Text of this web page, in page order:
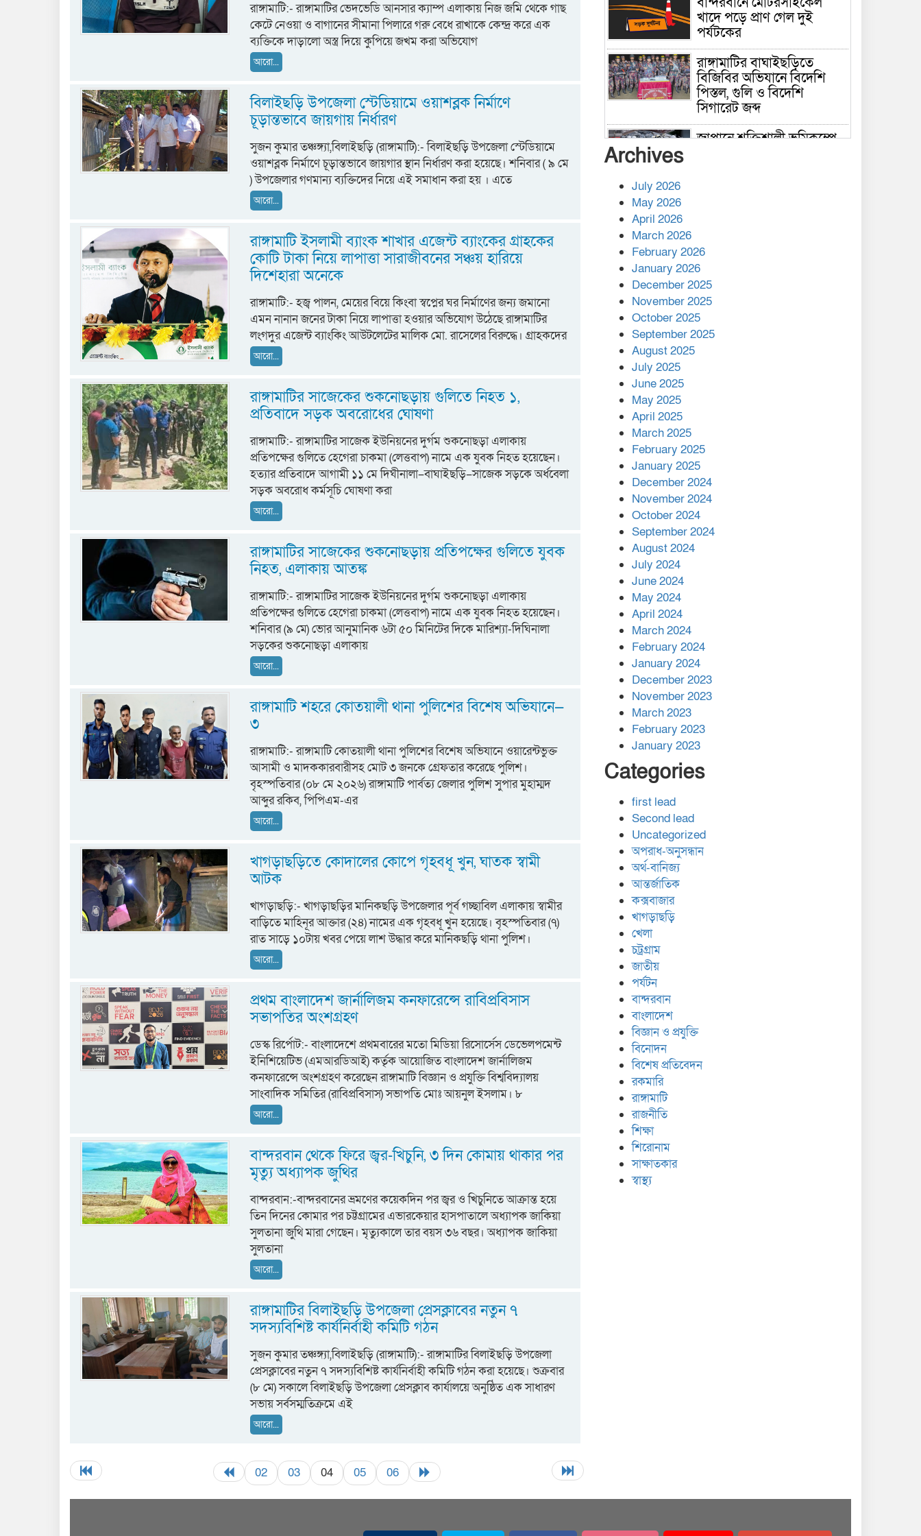
রাঙ্গামাটি:- রাঙ্গামাটির ভেদভেডি আনসার ক্যাম্প এলাকায় নিজ জমি থেকে গাছ
কেটে নেওয়া ও বাগানের সীমানা পিলারে গরু বেধে রাখাকে কেন্দ্র করে এক
ব্যক্তিকে দাড়ালো অস্ত্র দিয়ে কুপিয়ে জখম করা অভিযোগ
আরো...
বিলাইছড়ি উপজেলা স্টেডিয়ামে ওয়াশব্লক নির্মাণে
চূড়ান্তভাবে জায়গায় নির্ধারণ
সুজন কুমার তঞ্চঙ্গ্যা,বিলাইছড়ি (রাঙ্গামাটি):- বিলাইছড়ি উপজেলা স্টেডিয়ামে
ওয়াশব্লক নির্মাণে চূড়ান্তভাবে জায়গার স্থান নির্ধারণ করা হয়েছে। শনিবার ( ৯ মে
) উপজেলার গণমান্য ব্যক্তিদের নিয়ে এই সমাধান করা হয় । এতে
আরো...
রাঙ্গামাটি ইসলামী ব্যাংক শাখার এজেন্ট ব্যাংকের গ্রাহকের
কোটি টাকা নিয়ে লাপাত্তা সারাজীবনের সঞ্চয় হারিয়ে
দিশেহারা অনেকে
রাঙ্গামাটি:- হজ্ব পালন, মেয়ের বিয়ে কিংবা স্বপ্নের ঘর নির্মাণের জন্য জমানো
এমন নানান জনের টাকা নিয়ে লাপাত্তা হওয়ার অভিযোগ উঠেছে রাঙ্গামাটির
লংগদুর এজেন্ট ব্যাংকিং আউটলেটের মালিক মো. রাসেলের বিরুদ্ধে। গ্রাহকদের
আরো...
রাঙ্গামাটির সাজেকের শুকনোছড়ায় গুলিতে নিহত ১,
প্রতিবাদে সড়ক অবরোধের ঘোষণা
রাঙ্গামাটি:- রাঙ্গামাটির সাজেক ইউনিয়নের দুর্গম শুকনোছড়া এলাকায়
প্রতিপক্ষের গুলিতে হেগেরা চাকমা (লেত্তবাপ) নামে এক যুবক নিহত হয়েছেন।
হত্যার প্রতিবাদে আগামী ১১ মে দিঘীনালা–বাঘাইছড়ি–সাজেক সড়কে অর্ধবেলা
সড়ক অবরোধ কর্মসূচি ঘোষণা করা
আরো...
রাঙ্গামাটির সাজেকের শুকনোছড়ায় প্রতিপক্ষের গুলিতে যুবক
নিহত, এলাকায় আতঙ্ক
রাঙ্গামাটি:- রাঙ্গামাটির সাজেক ইউনিয়নের দুর্গম শুকনোছড়া এলাকায়
প্রতিপক্ষের গুলিতে হেগেরা চাকমা (লেত্তবাপ) নামে এক যুবক নিহত হয়েছেন।
শনিবার (৯ মে) ভোর আনুমানিক ৬টা ৫০ মিনিটের দিকে মারিশ্যা-দিঘিনালা
সড়কের শুকনোছড়া এলাকায়
আরো...
রাঙ্গামাটি শহরে কোতয়ালী থানা পুলিশের বিশেষ অভিযানে—
৩
রাঙ্গামাটি:- রাঙ্গামাটি কোতয়ালী থানা পুলিশের বিশেষ অভিযানে ওয়ারেন্টভুক্ত
আসামী ও মাদককারবারীসহ মোট ৩ জনকে গ্রেফতার করেছে পুলিশ।
বৃহস্পতিবার (০৮ মে ২০২৬) রাঙ্গামাটি পার্বত্য জেলার পুলিশ সুপার মুহাম্মদ
আব্দুর রকিব, পিপিএম-এর
আরো...
খাগড়াছড়িতে কোদালের কোপে গৃহবধূ খুন, ঘাতক স্বামী
আটক
খাগড়াছড়ি:- খাগড়াছড়ির মানিকছড়ি উপজেলার পূর্ব গচ্ছাবিল এলাকায় স্বামীর
বাড়িতে মাহিনূর আক্তার (২৪) নামের এক গৃহবধূ খুন হয়েছে। বৃহস্পতিবার (৭)
রাত সাড়ে ১০টায় খবর পেয়ে লাশ উদ্ধার করে মানিকছড়ি থানা পুলিশ।
আরো...
প্রথম বাংলাদেশ জার্নালিজম কনফারেন্সে রাবিপ্রবিসাস
সভাপতির অংশগ্রহণ
ডেস্ক রির্পোট:- বাংলাদেশে প্রথমবারের মতো মিডিয়া রিসোর্সেস ডেভেলপমেন্ট
ইনিশিয়েটিভ (এমআরডিআই) কর্তৃক আয়োজিত বাংলাদেশ জার্নালিজম
কনফারেন্সে অংশগ্রহণ করেছেন রাঙ্গামাটি বিজ্ঞান ও প্রযুক্তি বিশ্ববিদ্যালয়
সাংবাদিক সমিতির (রাবিপ্রবিসাস) সভাপতি মোঃ আয়নুল ইসলাম। ৮
আরো...
বান্দরবান থেকে ফিরে জ্বর-খিচুনি, ৩ দিন কোমায় থাকার পর
মৃত্যু অধ্যাপক জুথির
বান্দরবান:-বান্দরবানের ভ্রমণের কয়েকদিন পর জ্বর ও খিচুনিতে আক্রান্ত হয়ে
তিন দিনের কোমার পর চট্টগ্রামের এভারকেয়ার হাসপাতালে অধ্যাপক জাকিয়া
সুলতানা জুথি মারা গেছেন। মৃত্যুকালে তার বয়স ৩৬ বছর। অধ্যাপক জাকিয়া
সুলতানা
আরো...
রাঙ্গামাটির বিলাইছড়ি উপজেলা প্রেসক্লাবের নতুন ৭
সদস্যবিশিষ্ট কার্যনির্বাহী কমিটি গঠন
সুজন কুমার তঞ্চঙ্গ্যা,বিলাইছড়ি (রাঙ্গামাটি):- রাঙ্গামাটির বিলাইছড়ি উপজেলা
প্রেসক্লাবের নতুন ৭ সদস্যবিশিষ্ট কার্যনির্বাহী কমিটি গঠন করা হয়েছে। শুক্রবার
(৮ মে) সকালে বিলাইছড়ি উপজেলা প্রেসক্লাব কার্যালয়ে অনুষ্ঠিত এক সাধারণ
সভায় সর্বসম্মতিক্রমে এই
আরো...
02 03 04 05 06
খাদে পড়ে প্রাণ গেল দুই
পর্যটকের
রাঙ্গামাটির বাঘাইছড়িতে
বিজিবির অভিযানে বিদেশি
পিস্তল, গুলি ও বিদেশি
সিগারেট জব্দ
জাপানে শক্তিশালী ভূমিকম্পে
কাপ্তাই প্রেস ক্লাবের সভাপতি
মাহফুজ, সম্পাদক রিপন মারমা
নির্বাচিত
মালয়েশিয়ার প্রধানমন্ত্রীকে চিঠি
দেয়ার পর ফোন তারেক
রহমানের,গ্যাস সঙ্কট
মোকাবিলায় সহায়তার আশ্বাস
এক বিলিয়ন ডলার বিনিয়োগ
হবে আনোয়ারায়
বান্দরবানে বন্যায় ক্ষতিগ্রস্তদের
মাঝে সহায়তা দিলেন সাচিং প্রু
জেরী
Archives
July 2026
May 2026
April 2026
March 2026
February 2026
January 2026
December 2025
November 2025
October 2025
September 2025
August 2025
July 2025
June 2025
May 2025
April 2025
March 2025
February 2025
January 2025
December 2024
November 2024
October 2024
September 2024
August 2024
July 2024
June 2024
May 2024
April 2024
March 2024
February 2024
January 2024
December 2023
November 2023
March 2023
February 2023
January 2023
Categories
first lead
Second lead
Uncategorized
অপরাধ-অনুসন্ধান
অর্থ-বানিজ্য
আন্তর্জাতিক
কক্সবাজার
খাগড়াছড়ি
খেলা
চট্রগ্রাম
জাতীয়
পর্যটন
বান্দরবান
বাংলাদেশ
বিজ্ঞান ও প্রযুক্তি
বিনোদন
বিশেষ প্রতিবেদন
রকমারি
রাঙ্গামাটি
রাজনীতি
শিক্ষা
শিরোনাম
সাক্ষাতকার
স্বাস্থ্য